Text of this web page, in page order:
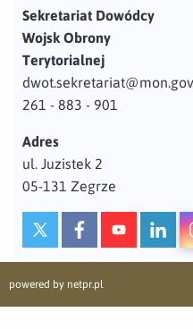
Sekretariat Dowódcy
Wojsk Obrony
Terytorialnej
261 - 883 - 901
Adres
ul. Juzistek 2
05-131 Zegrze
Profil użytkownika w
Profil użytkownika
Profil Profil
powered by netpr.pl